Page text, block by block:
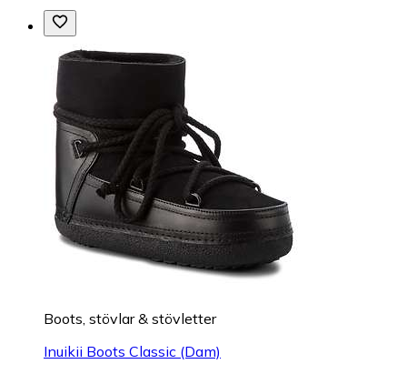
Boots, stövlar & stövletter
Inuikii Boots Classic (Dam)